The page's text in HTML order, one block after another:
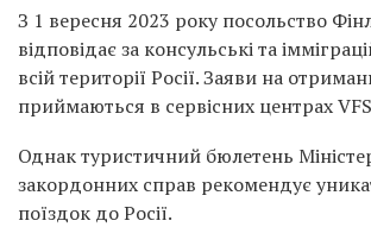
З 1 вересня 2023 року посольство
відповідає за консульські та
всій території Росії. Заяви на
приймаються в сервісних центрах
Однак туристичний бюлетень
закордонних справ рекомендує
поїздок до Росії.